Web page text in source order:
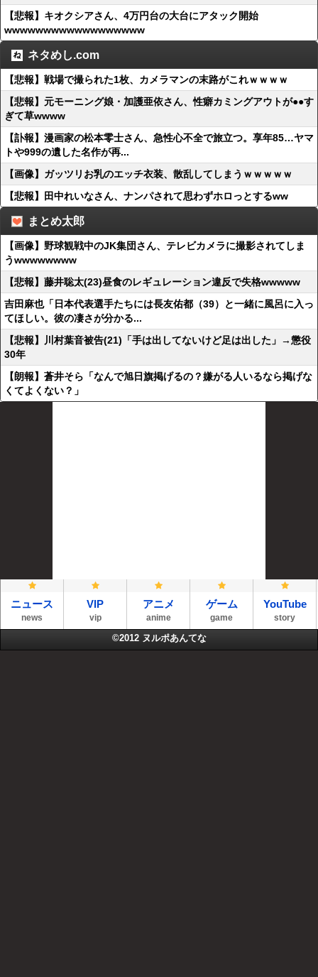
【悲報】キオクシアさん、4万円台の大台にアタック開始
wwwwwwwwwwwwwwwwww
ネタめし.com
【悲報】戦場で撮られた1枚、カメラマンの末路がこれｗｗｗｗ
【悲報】元モーニング娘・加護亜依さん、性癖カミングアウトが●●す
ぎて草wwww
【訃報】漫画家の松本零士さん、急性心不全で旅立つ。享年85…ヤマ
トや999の遺した名作が再...
【画像】ガッツリお乳のエッチ衣装、散乱してしまうｗｗｗｗｗ
【悲報】田中れいなさん、ナンパされて思わずホロっとするww
まとめ太郎
【画像】野球観戦中のJK集団さん、テレビカメラに撮影されてしま
うwwwwwwww
【悲報】藤井聡太(23)昼食のレギュレーション違反で失格wwwww
吉田麻也「日本代表選手たちには長友佑都（39）と一緒に風呂に入っ
てほしい。彼の凄さが分かる...
【悲報】川村葉音被告(21)「手は出してないけど足は出した」→懲役
30年
【朗報】蒼井そら「なんで旭日旗掲げるの？嫌がる人いるなら掲げな
くてよくない？」
ニュース
news
VIP
vip
アニメ
anime
ゲーム
game
YouTube
story
©2012 ヌルポあんてな